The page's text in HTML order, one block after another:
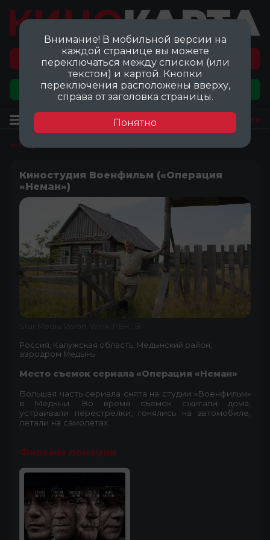
Перейти на карту локаций ©
Добавить локацию
Посмотреть на карте
‹‹ Перейти ко всем локациям
Киностудия Военфильм («Операция
«Неман»)
Star Media Vision, Wink, РЕН ТВ
Россия, Калужская область, Медынский район,
аэродром Медынь
Место съемок сериала «Операция «Неман»
Большая часть сериала снята на студии «Военфильм»
в Медыни. Во время съемок сжигали дома,
устраивали перестрелки, гонялись на автомобиле,
летали на самолетах.
Фильмы локации
Внимание! В мобильной версии на
каждой странице вы можете
переключаться между списком (или
текстом) и картой. Кнопки
переключения расположены вверху,
справа от заголовка страницы.
Понятно